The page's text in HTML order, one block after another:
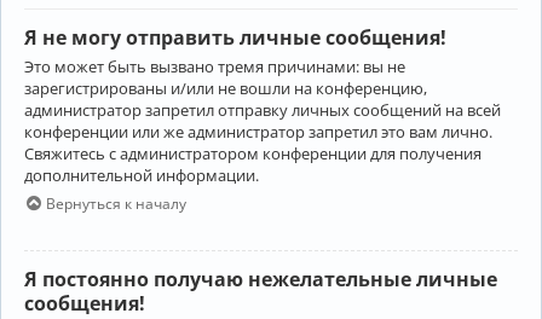
Я не могу отправить личные сообщения!
Это может быть вызвано тремя причинами: вы не
зарегистрированы и/или не вошли на конференцию,
администратор запретил отправку личных сообщений на всей
конференции или же администратор запретил это вам лично.
Свяжитесь с администратором конференции для получения
дополнительной информации.
Вернуться к началу
Я постоянно получаю нежелательные личные
сообщения!